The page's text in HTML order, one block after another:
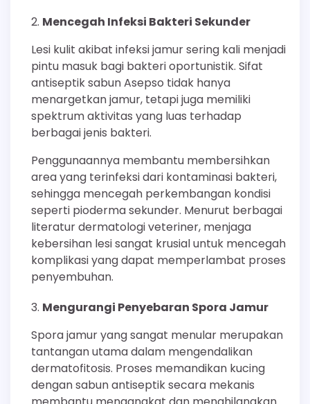
Mencegah Infeksi Bakteri Sekunder
Lesi kulit akibat infeksi jamur sering kali menjadi
pintu masuk bagi bakteri oportunistik. Sifat
antiseptik sabun Asepso tidak hanya
menargetkan jamur, tetapi juga memiliki
spektrum aktivitas yang luas terhadap
berbagai jenis bakteri.
Penggunaannya membantu membersihkan
area yang terinfeksi dari kontaminasi bakteri,
sehingga mencegah perkembangan kondisi
seperti pioderma sekunder. Menurut berbagai
literatur dermatologi veteriner, menjaga
kebersihan lesi sangat krusial untuk mencegah
komplikasi yang dapat memperlambat proses
penyembuhan.
Mengurangi Penyebaran Spora Jamur
Spora jamur yang sangat menular merupakan
tantangan utama dalam mengendalikan
dermatofitosis. Proses memandikan kucing
dengan sabun antiseptik secara mekanis